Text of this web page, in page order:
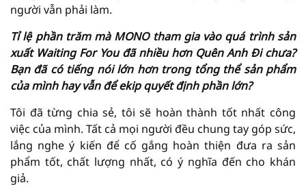
người vẫn phải làm.
Tỉ lệ phần trăm mà MONO tham gia vào quá trình sản
xuất Waiting For You đã nhiều hơn Quên Anh Đi chưa?
Bạn đã có tiếng nói lớn hơn trong tổng thể sản phẩm
của mình hay vẫn để ekip quyết định phần lớn?
Tôi đã từng chia sẻ, tôi sẽ hoàn thành tốt nhất công
việc của mình. Tất cả mọi người đều chung tay góp sức,
lắng nghe ý kiến để cố gắng hoàn thiện đưa ra sản
phẩm tốt, chất lượng nhất, có ý nghĩa đến cho khán
giả.